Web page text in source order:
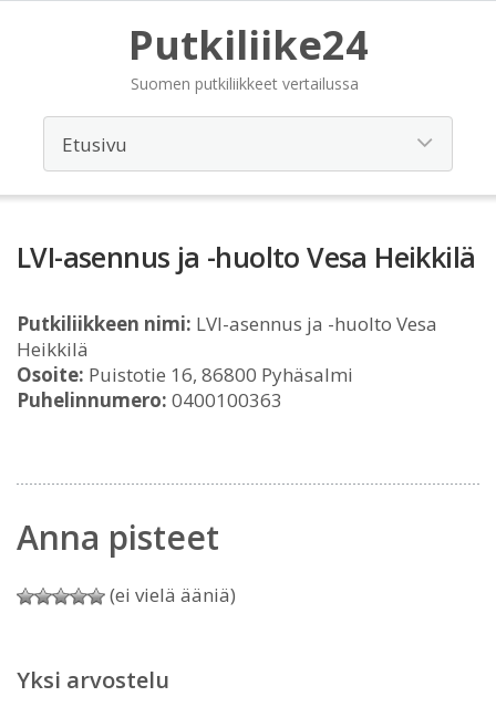
Putkiliike24
Suomen putkiliikkeet vertailussa
LVI-asennus ja -huolto Vesa Heikkilä
Putkiliikkeen nimi: LVI-asennus ja -huolto Vesa
Heikkilä
Osoite: Puistotie 16, 86800 Pyhäsalmi
Puhelinnumero: 0400100363
Anna pisteet
(ei vielä ääniä)
Yksi arvostelu